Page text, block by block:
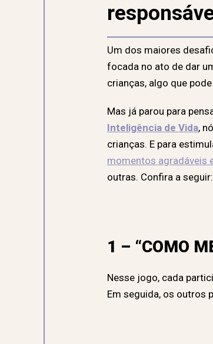
Um dos maiores
focada no ato de dar
crianças, algo que
Mas já parou para
Inteligência de Vida,
crianças. E para
momentos agradáveis
outras. Confira a seguir:
1 – “COMO
Nesse jogo, cada
Em seguida, os outros